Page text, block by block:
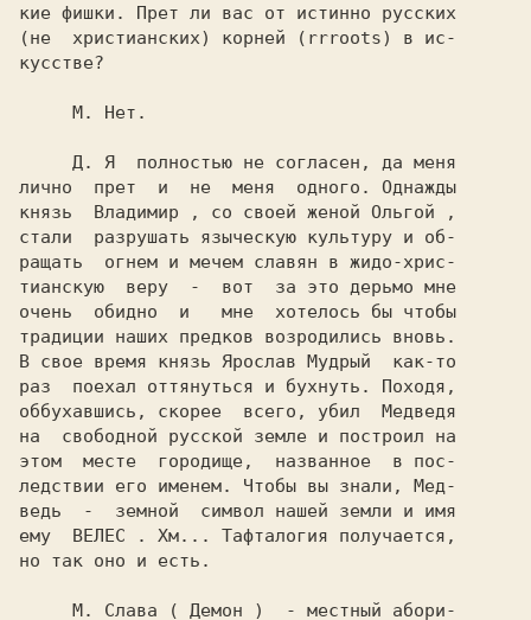
кие фишки. Прет ли вас от истинно русских
(не  христианских) корней (rrroots) в ис-
кусстве?
     М.
Нет.
     Д.
Я  полностью не согласен, да меня
лично  прет  и  не  меня  одного. Однажды
князь Владимир , со своей женой Ольгой
,
стали  разрушать языческую культуру и об-
ращать  огнем и мечем славян в жидо-хрис-
тианскую  веру  -  вот  за это дерьмо мне
очень  обидно  и   мне  хотелось бы чтобы
традиции наших предков возродились вновь.
В свое время князь Ярослав Мудрый как-то
раз  поехал оттянуться и бухнуть. Походя,
оббухавшись, скорее  всего, убил  Медведя
на  свободной русской земле и построил на
этом  месте  городище,  названное  в пос-
ледствии его именем. Чтобы вы знали, Мед-
ведь  -  земной  символ нашей земли и имя
ему ВЕЛЕС
. Хм... Тафталогия получается,
но так оно и есть.
     М. Слава
( Демон
)  - местный абори-